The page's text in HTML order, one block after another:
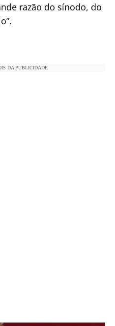
razão do sínodo, do
DA PUBLICIDADE